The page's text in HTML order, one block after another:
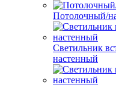
Потолочный/
Светильник
настенный